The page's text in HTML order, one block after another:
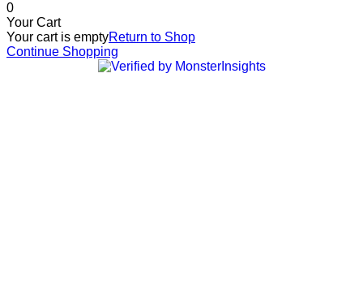
0
Your Cart
Your cart is emptyReturn to Shop
Continue Shopping